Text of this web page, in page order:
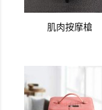
肌肉按摩槍